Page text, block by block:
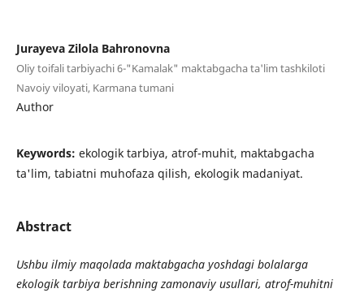
Jurayeva Zilola Bahronovna
Oliy toifali tarbiyachi 6-"Kamalak" maktabgacha ta'lim tashkiloti
Navoiy viloyati, Karmana tumani
Author
Keywords: ekologik tarbiya, atrof-muhit, maktabgacha
ta'lim, tabiatni muhofaza qilish, ekologik madaniyat.
Abstract
Ushbu ilmiy maqolada maktabgacha yoshdagi bolalarga
ekologik tarbiya berishning zamonaviy usullari, atrof-muhitni